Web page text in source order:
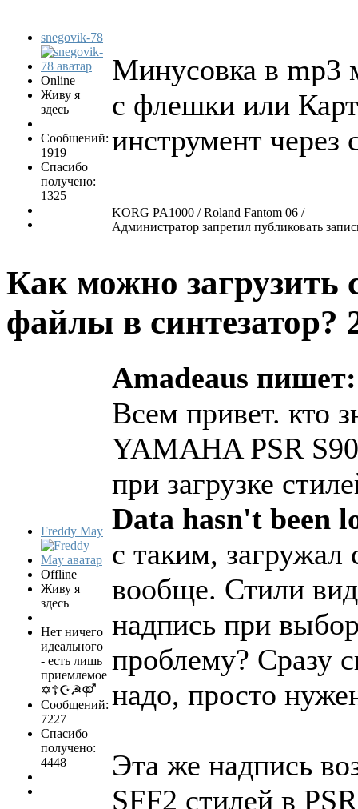
snegovik-78
Online
Живу я
здесь
Сообщений:
1919
Спасибо
получено:
1325
Минусовка в mp3
с флешки или
инструмент через
KORG PA1000 / Roland Fantom 06 /
Администратор запретил публиковать
Как можно загрузить
файлы в синтезатор?
Freddy May
Offline
Живу я
здесь
Нет ничего
идеального
- есть лишь
приемлемое
✡☦☪☭⚤
Сообщений:
7227
Спасибо
получено:
4448
Amadeaus пишет:
Всем привет. кто
YAMAHA PSR
при загрузке
Data hasn't been
с таким, загружал
вообще. Стили
надпись при
проблему? Сразу
надо, просто
Эта же надпись
SFF2 стилей в